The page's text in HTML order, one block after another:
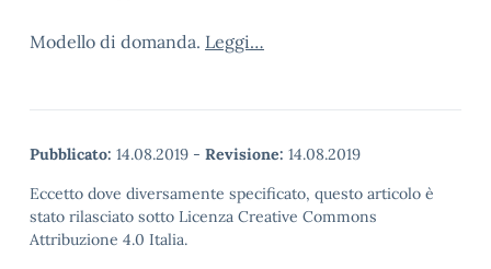
Modello di domanda. Leggi…
Pubblicato: 14.08.2019 - Revisione: 14.08.2019
Eccetto dove diversamente specificato, questo articolo è
stato rilasciato sotto Licenza Creative Commons
Attribuzione 4.0 Italia.